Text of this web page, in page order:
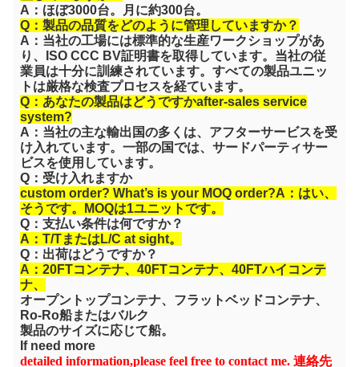
A：ほぼ3000台。月に約300台。
Q：製品の品質をどのように管理していますか？
A：当社の工場には標準的な生産ワークショップがあ
り、ISO CCC BV証明書を取得しています。当社の従
業員は十分に訓練されています。すべての製品ユニッ
トは厳格な検査プロセスを経ています。
Q：あなたの製品はどうですかafter-sales service
system?
A：当社の主な輸出国の多くは、アフターサービスを受
け入れています。一部の国では、サードパーティサー
ビスを使用しています。
Q：受け入れますか
custom order? What’s is your MOQ order?A：はい、
そうです。MOQは1ユニットです。
Q：支払い条件は何ですか？
A：T/TまたはL/C at sight。
Q：出荷はどうですか？
A：20FTコンテナ、40FTコンテナ、40FTハイコンテ
ナ、
オープントップコンテナ、フラットベッドコンテナ、
Ro-Ro船またはバルク
製品のサイズに応じて船。
If need more
detailed information,please feel free to contact me. 連絡先